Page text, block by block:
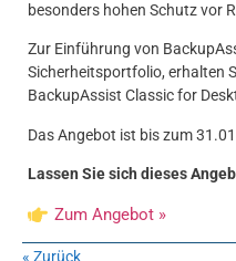
besonders hohen Schutz vor
Zur Einführung von
Sicherheitsportfolio, erhalten
BackupAssist Classic for
Das Angebot ist bis zum
Lassen Sie sich dieses
Zum Angebot »
« Zurück